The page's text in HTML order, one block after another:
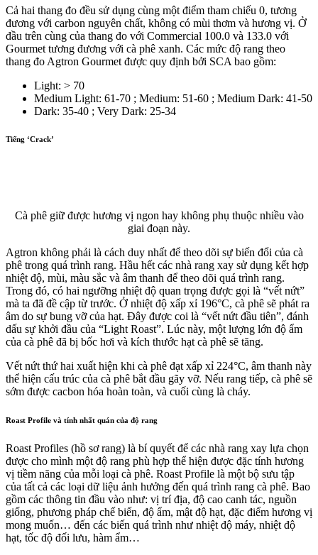
Cả hai thang đo đều sử dụng cùng một điểm tham chiếu 0, tương
đương với carbon nguyên chất, không có mùi thơm và hương vị. Ở
đầu trên cùng của thang đo với Commercial 100.0 và 133.0 với
Gourmet tương đương với cà phê xanh. Các mức độ rang theo
thang đo Agtron Gourmet được quy định bởi SCA bao gồm:
Light: > 70
Medium Light: 61-70 ; Medium: 51-60 ; Medium Dark: 41-50
Dark: 35-40 ; Very Dark: 25-34
Tiếng ‘Crack’
Cà phê giữ được hương vị ngon hay không phụ thuộc nhiều vào
giai đoạn này.
Agtron không phải là cách duy nhất để theo dõi sự biến đổi của cà
phê trong quá trình rang. Hầu hết các nhà rang xay sử dụng kết hợp
nhiệt độ, mùi, màu sắc và âm thanh để theo dõi quá trình rang.
Trong đó, có hai ngưỡng nhiệt độ quan trọng được gọi là “vết nứt”
mà ta đã đề cập từ trước. Ở nhiệt độ xấp xỉ 196°C, cà phê sẽ phát ra
âm do sự bung vỡ của hạt. Đây được coi là “vết nứt đầu tiên”, đánh
dấu sự khởi đầu của “Light Roast”. Lúc này, một lượng lớn độ ẩm
của cà phê đã bị bốc hơi và kích thước hạt cà phê sẽ tăng.
Vết nứt thứ hai xuất hiện khi cà phê đạt xấp xỉ 224°C, âm thanh này
thể hiện cấu trúc của cà phê bắt đầu gãy vỡ. Nếu rang tiếp, cà phê sẽ
sớm được cacbon hóa hoàn toàn, và cuối cùng là cháy.
Roast Profile và tính nhất quán của độ rang
Roast Profiles (hồ sơ rang) là bí quyết để các nhà rang xay lựa chọn
được cho mình một độ rang phù hợp thể hiện được đặc tính hương
vị tiềm năng của mỗi loại cà phê. Roast Profile là một bộ sưu tập
của tất cả các loại dữ liệu ảnh hưởng đến quá trình rang cà phê. Bao
gồm các thông tin đầu vào như: vị trí địa, độ cao canh tác, nguồn
giống, phương pháp chế biến, độ ẩm, mật độ hạt, đặc điểm hương vị
mong muốn… đến các biến quá trình như nhiệt độ máy, nhiệt độ
hạt, tốc độ đối lưu, hàm ẩm…